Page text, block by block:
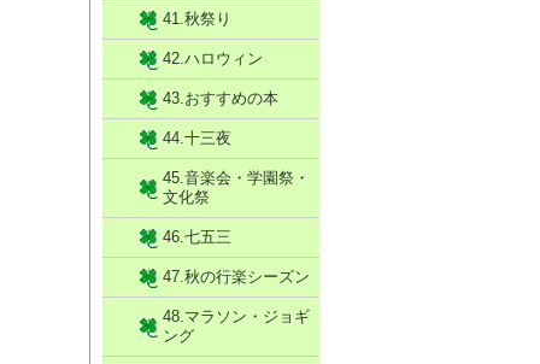
41.秋祭り
42.ハロウィン
43.おすすめの本
44.十三夜
45.音楽会・学園祭・
文化祭
46.七五三
47.秋の行楽シーズン
48.マラソン・ジョギ
ング